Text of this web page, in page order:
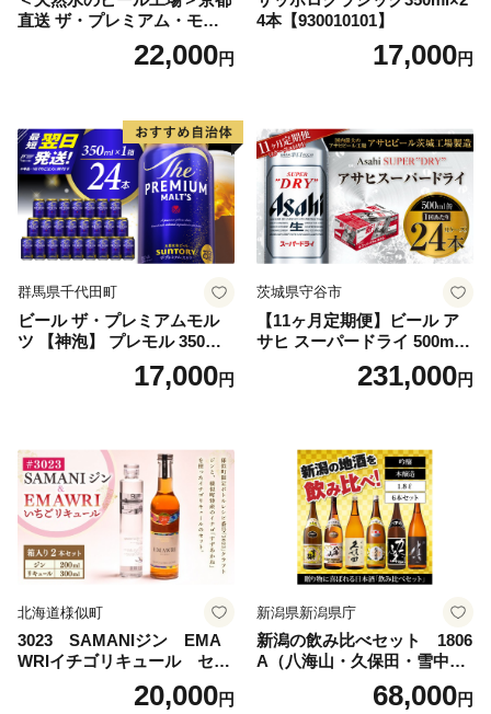
直送 ザ・プレミアム・モル
ツ 350ml×24本 プレモル [149
22,000円
4本【930010101】
17,000円
群馬県千代田町
ビール ザ・プレミアムモル
ツ 【神泡】 プレモル 350ml
× 24本 サントリー〈天然水の
ビール工場〉群馬※沖縄・離
17,000円
茨城県守谷市
【11ヶ月定期便】ビール ア
サヒ スーパードライ 500ml 2
4本 1ケース×11ヶ月 | アサヒ
ビール 究極の辛口 酒 お酒 ア
uper dry 11回 缶ビール 缶 ギ
フト 内祝い 茨城県守谷市 送
料無料
231,000円
北海道様似町
3023 SAMANIジン EMA
WRIイチゴリキュール セッ
ト（箱入り）【大人の味 酒
お酒 洋酒 スピリッツ クラフ
20,000円
新潟県新潟県庁
新潟の飲み比べセット 1806
A（八海山・久保田・雪中
梅・越乃寒梅・かたふね・千
68,000円